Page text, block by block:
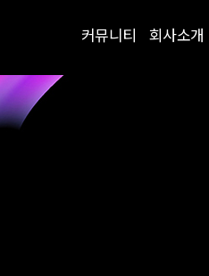
커뮤니티 회사소개